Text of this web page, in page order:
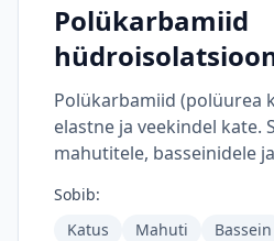
Polükarbamiid
Polükarbamiid (polüurea
elastne ja veekindel kate.
mahutitele, basseinidele
Sobib:
Katus
Mahuti Bassein